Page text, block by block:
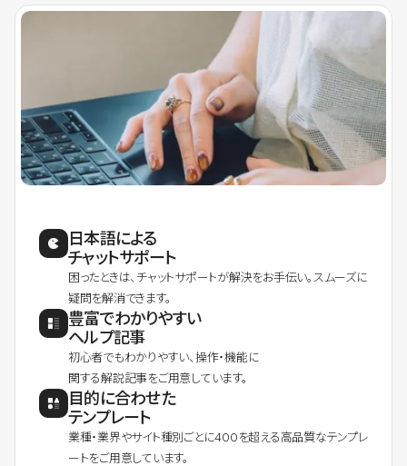
日本語による
チャットサポート
困ったときは、チャットサポートが解決をお手伝い。スムーズに
疑問を解消できます。
豊富でわかりやすい
ヘルプ記事
初心者でもわかりやすい、操作・機能に
関する解説記事をご用意しています。
目的に合わせた
テンプレート
業種・業界やサイト種別ごとに400を超える高品質なテンプレ
ートをご用意しています。